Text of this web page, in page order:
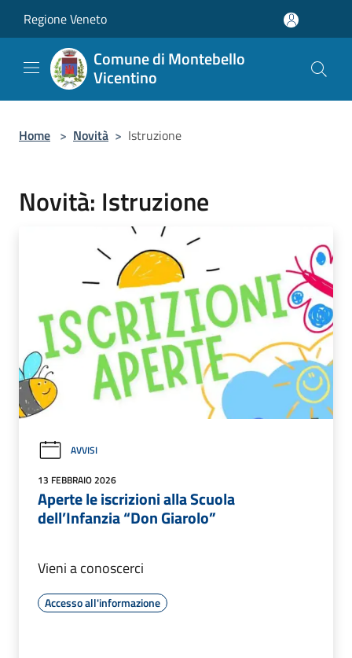
Regione Veneto
Comune di Montebello
Vicentino
Home > Novità > Istruzione
Novità: Istruzione
AVVISI
13 FEBBRAIO 2026
Aperte le iscrizioni alla Scuola
dell’Infanzia “Don Giarolo”
Vieni a conoscerci
Accesso all'informazione